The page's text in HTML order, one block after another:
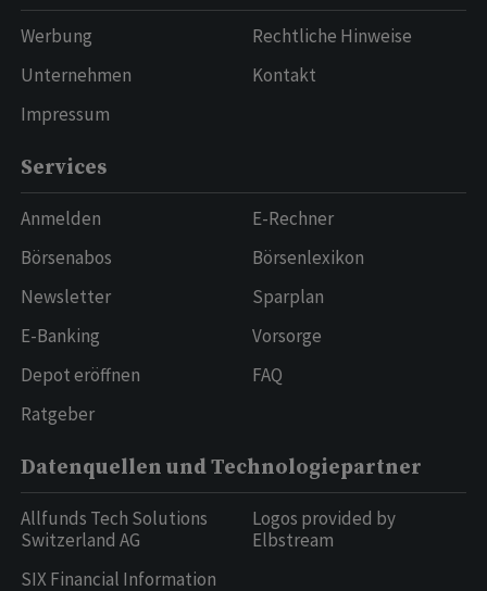
Werbung
Unternehmen
Impressum
Rechtliche Hinweise
Kontakt
Services
Anmelden
Börsenabos
Newsletter
E-Banking
Depot eröffnen
Ratgeber
E-Rechner
Börsenlexikon
Sparplan
Vorsorge
FAQ
Datenquellen und Technologiepartner
Allfunds Tech Solutions
Switzerland AG
SIX Financial Information
Logos provided by
Elbstream